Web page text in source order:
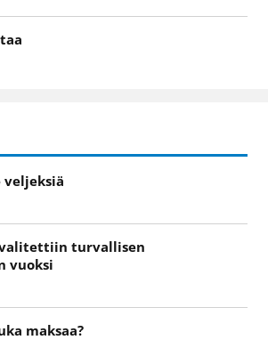
veljeksiä
valitettiin turvallisen
vuoksi
maksaa?